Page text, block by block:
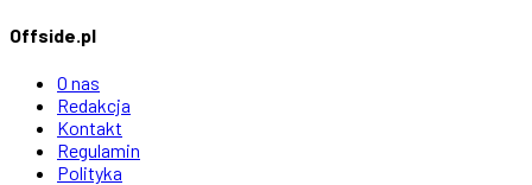
Offside.pl
O nas
Redakcja
Kontakt
Regulamin
Polityka